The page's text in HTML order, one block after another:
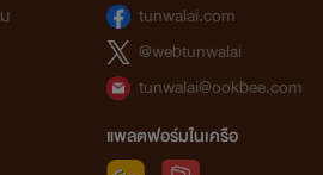
tunwalai.com
@webtunwalai
tunwalai@ookbee.com
แพลตฟอร์มในเครือ